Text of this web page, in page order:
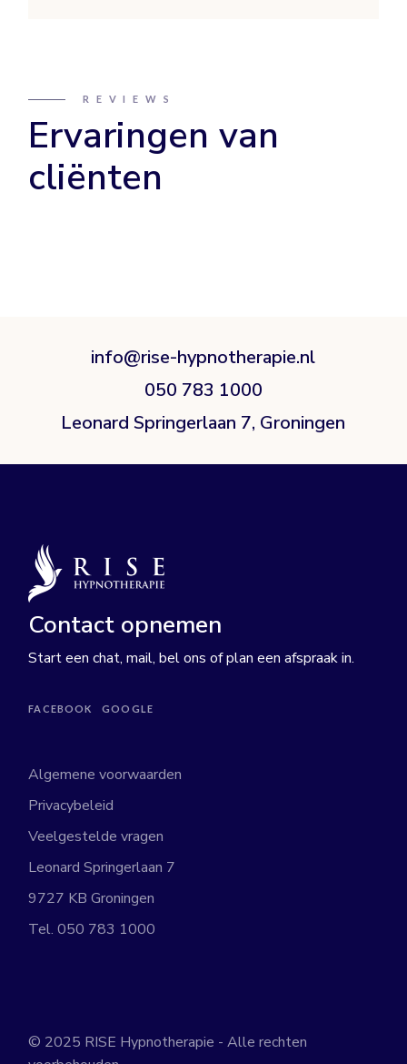
REVIEWS
Ervaringen van
cliënten
info@rise-hypnotherapie.nl
050 783 1000
Leonard Springerlaan 7, Groningen
Contact opnemen
Start een chat, mail, bel ons of plan een afspraak in.
FACEBOOK GOOGLE
Algemene voorwaarden
Privacybeleid
Veelgestelde vragen
Leonard Springerlaan 7
9727 KB Groningen
Tel.050 783 1000
© 2025 RISE Hypnotherapie - Alle rechten